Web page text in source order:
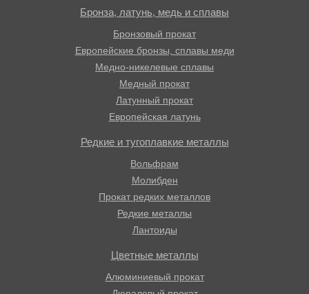
Бронза, латунь, медь и сплавы
Бронзовый прокат
Европейские бронзы, сплавы меди
Медно-никелевые сплавы
Медный прокат
Латунный прокат
Европейская латунь
Редкие и тугоплавкие металлы
Вольфрам
Молибден
Прокат редких металлов
Редкие металлы
Лантоиды
Цветные металлы
Алюминиевый прокат